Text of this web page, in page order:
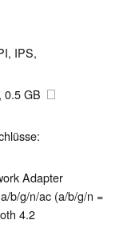
IPS,
0.5 GB
Adapter
b/g/n/ac (a/b/g/n =
4.2